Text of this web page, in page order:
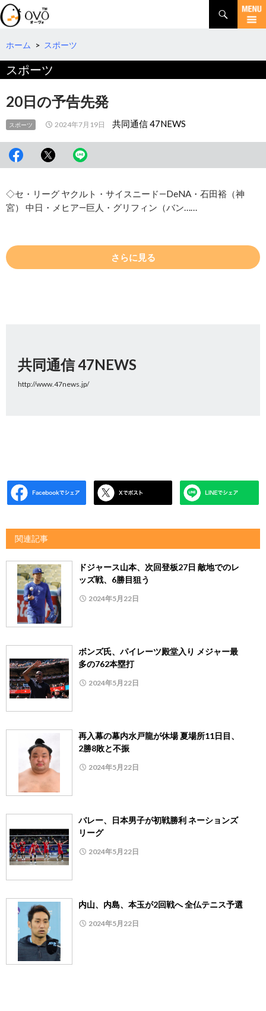
検
索
コ
テ
へ
動
ホーム > スポーツ
スポーツ
20日の予告先発
スポーツ 2024年7月19日 共同通信 47NEWS
◇セ・リーグ ヤクルト・サイスニード―DeNA・石田裕（神
宮） 中日・メヒア―巨人・グリフィン（バン……
さらに見る
共同通信 47NEWS
http://www.47news.jp/
関連記事
ドジャース山本、次回登板27日 敵地でのレ
ッズ戦、6勝目狙う
2024年5月22日
ボンズ氏、パイレーツ殿堂入り メジャー最
多の762本塁打
2024年5月22日
再入幕の幕内水戸龍が休場 夏場所11日目、
2勝8敗と不振
2024年5月22日
バレー、日本男子が初戦勝利 ネーションズ
リーグ
2024年5月22日
内山、内島、本玉が2回戦へ 全仏テニス予選
2024年5月22日